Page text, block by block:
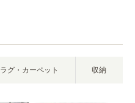
ラグ・カーペット 収納